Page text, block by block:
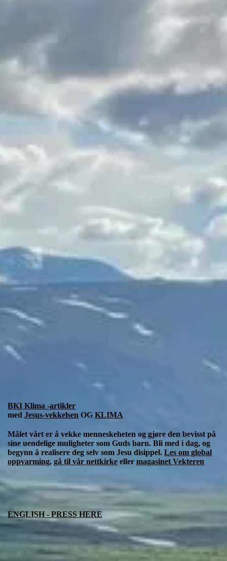
BKI Klima -artikler
med Jesus-vekkelsen OG KLIMA
Målet vårt er å vekke menneskeheten og gjøre den bevisst på
sine uendelige muligheter som Guds barn. Bli med i dag, og
begynn å realisere deg selv som Jesu disippel. Les om global
oppvarming, gå til vår nettkirke eller magasinet Vekteren
ENGLISH - PRESS HERE